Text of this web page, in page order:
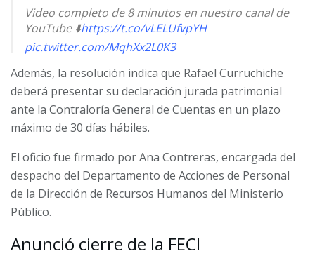
Video completo de 8 minutos en nuestro canal de
YouTube ⬇️https://t.co/vLELUfvpYH
pic.twitter.com/MqhXx2L0K3
— Vox Populi (@VoxPopuliGuate)May 20, 2026
Además, la resolución indica que Rafael Curruchiche
deberá presentar su declaración jurada patrimonial
ante la Contraloría General de Cuentas en un plazo
máximo de 30 días hábiles.
El oficio fue firmado por Ana Contreras, encargada del
despacho del Departamento de Acciones de Personal
de la Dirección de Recursos Humanos del Ministerio
Público.
Anunció cierre de la FECI